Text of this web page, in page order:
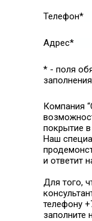
Телефон*
Адрес*
* - поля
заполнения
Компания
покрытие
Наш
и ответит
Для того,
телефону
заполните